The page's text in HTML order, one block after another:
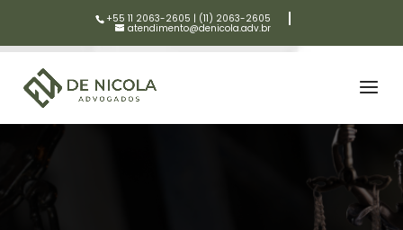
+55 11 2063-2605 | (11) 2063-2605
atendimento@denicola.adv.br